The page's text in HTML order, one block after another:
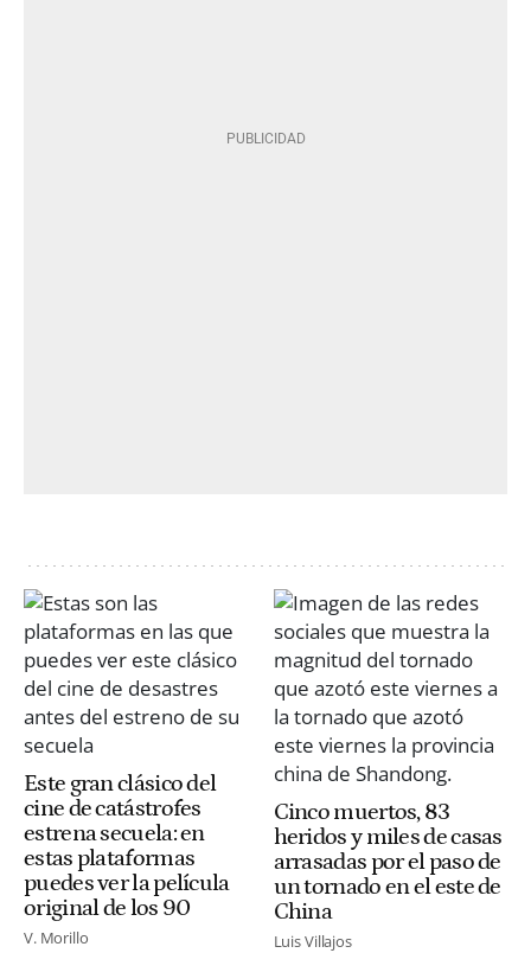
Este gran clásico del
cine de catástrofes
estrena secuela: en
estas plataformas
puedes ver la película
original de los 90
V. Morillo
Cinco muertos, 83
heridos y miles de casas
arrasadas por el paso de
un tornado en el este de
China
Luis Villajos